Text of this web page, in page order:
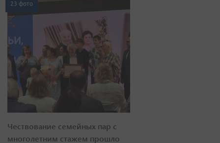
23 фото
Чествование семейных пар с
многолетним стажем прошло